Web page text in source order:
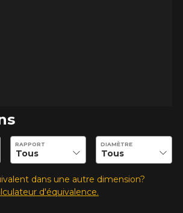
souhaitées pour vérifier la disponibilité
RAPPORT DIAMÈTRE
dans une autre dimension?
d'équivalence.